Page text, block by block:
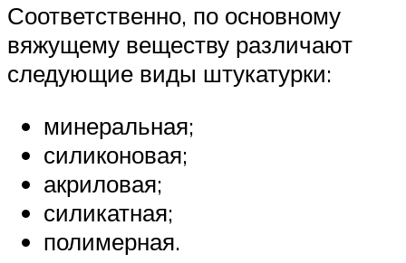
Соответственно, по основному
вяжущему веществу различают
следующие виды штукатурки:
минеральная;
силиконовая;
акриловая;
силикатная;
полимерная.